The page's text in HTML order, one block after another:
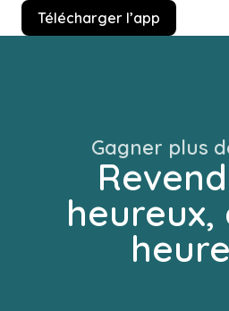
Télécharger l’app
heureux,
Gagner plus